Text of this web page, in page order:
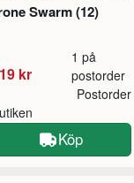
Swarm (12)
kr
1 på
postorder
Postorder
Köp